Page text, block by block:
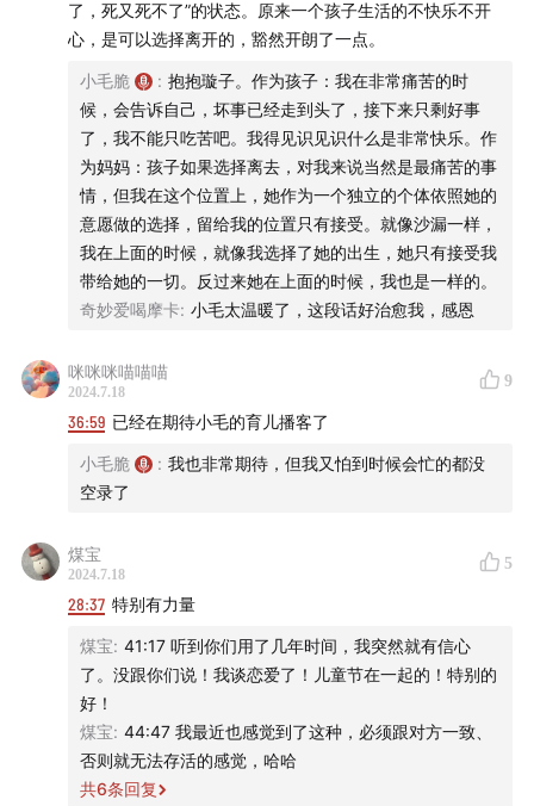
了，死又死不了”的状态。原来一个孩子生活的不快乐不开
心，是可以选择离开的，豁然开朗了一点。
小毛脆 : 抱抱璇子。作为孩子：我在非常痛苦的时
候，会告诉自己，坏事已经走到头了，接下来只剩好事
了，我不能只吃苦吧。我得见识见识什么是非常快乐。作
为妈妈：孩子如果选择离去，对我来说当然是最痛苦的事
情，但我在这个位置上，她作为一个独立的个体依照她的
意愿做的选择，留给我的位置只有接受。就像沙漏一样，
我在上面的时候，就像我选择了她的出生，她只有接受我
带给她的一切。反过来她在上面的时候，我也是一样的。
奇妙爱喝摩卡: 小毛太温暖了，这段话好治愈我，感恩
咪咪咪喵喵喵
2024.7.18
9
36:59 已经在期待小毛的育儿播客了
小毛脆 : 我也非常期待，但我又怕到时候会忙的都没
空录了
煤宝
2024.7.18
5
28:37 特别有力量
煤宝: 41:17 听到你们用了几年时间，我突然就有信心
了。没跟你们说！我谈恋爱了！儿童节在一起的！特别的
好！
煤宝: 44:47 我最近也感觉到了这种，必须跟对方一致、
否则就无法存活的感觉，哈哈
共6条回复